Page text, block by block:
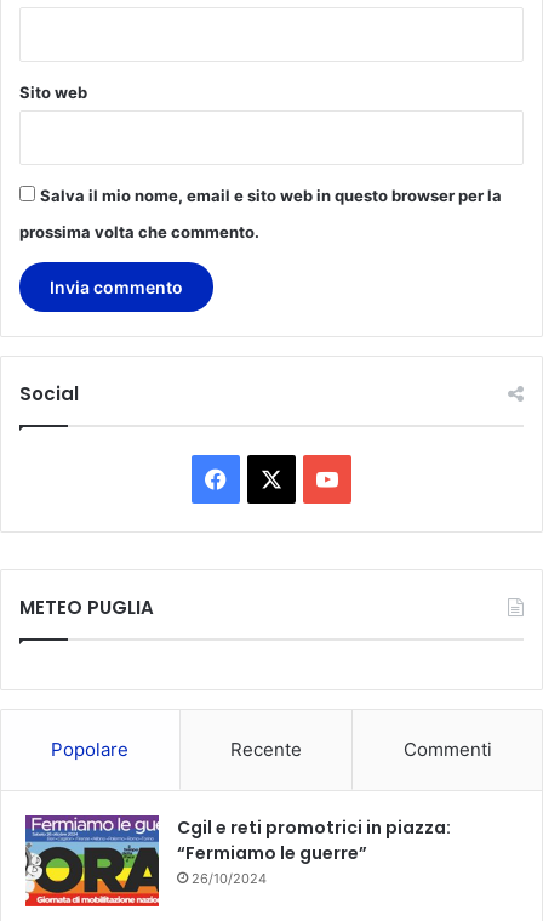
Sito web
Salva il mio nome, email e sito web in questo browser per la
prossima volta che commento.
Social
a
c
k
o
u
METEO PUGLIA
Popolare Recente Commenti
Cgil e reti promotrici in piazza:
“Fermiamo le guerre”
26/10/2024